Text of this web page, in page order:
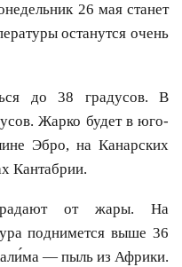
26 мая станет
останутся очень
до 38 градусов. В
Жарко будет в юго-
Эбро, на Канарских
Кантабрии.
от жары. На
поднимется выше 36
— пыль из Африки.